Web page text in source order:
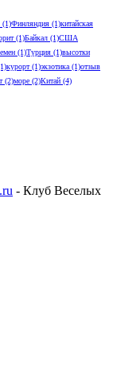
(1)Финляндия (1)китайская
(1)Байкал (1)США
(1)Турция (1)высотки
курорт(1)экзотика (1)отзыв
(2)море (2)Китай (4)
- Клуб Веселых